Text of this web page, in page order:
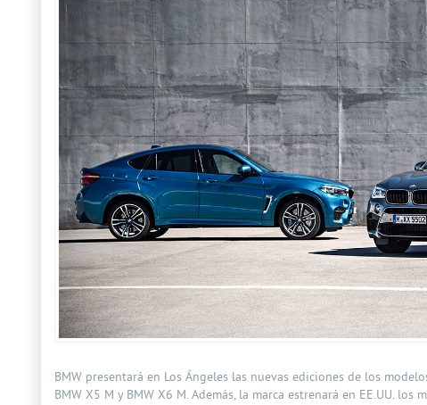
BMW presentará en Los Ángeles las nuevas ediciones de los
BMW X5 M y BMW X6 M. Además, la marca estrenará en EE.UU. los